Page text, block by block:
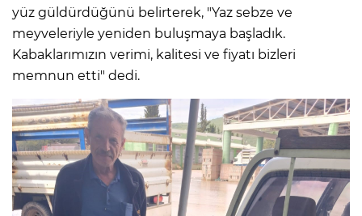
yüz güldürdüğünü belirterek, "Yaz sebze ve
meyveleriyle yeniden buluşmaya başladık.
Kabaklarımızın verimi, kalitesi ve fiyatı bizleri
memnun etti" dedi.